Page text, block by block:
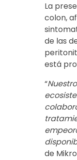
La
colon,
de las
está
“
de